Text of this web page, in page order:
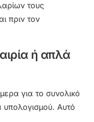
τους
πριν τον
ή απλά
για το συνολικό
Αυτό